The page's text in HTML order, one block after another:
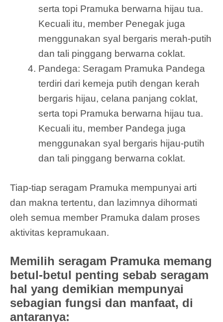
serta topi Pramuka berwarna hijau tua.
Kecuali itu, member Penegak juga
menggunakan syal bergaris merah-putih
dan tali pinggang berwarna coklat.
Pandega: Seragam Pramuka Pandega
terdiri dari kemeja putih dengan kerah
bergaris hijau, celana panjang coklat,
serta topi Pramuka berwarna hijau tua.
Kecuali itu, member Pandega juga
menggunakan syal bergaris hijau-putih
dan tali pinggang berwarna coklat.
Tiap-tiap seragam Pramuka mempunyai arti
dan makna tertentu, dan lazimnya dihormati
oleh semua member Pramuka dalam proses
aktivitas kepramukaan.
Memilih seragam Pramuka memang
betul-betul penting sebab seragam
hal yang demikian mempunyai
sebagian fungsi dan manfaat, di
antaranya: